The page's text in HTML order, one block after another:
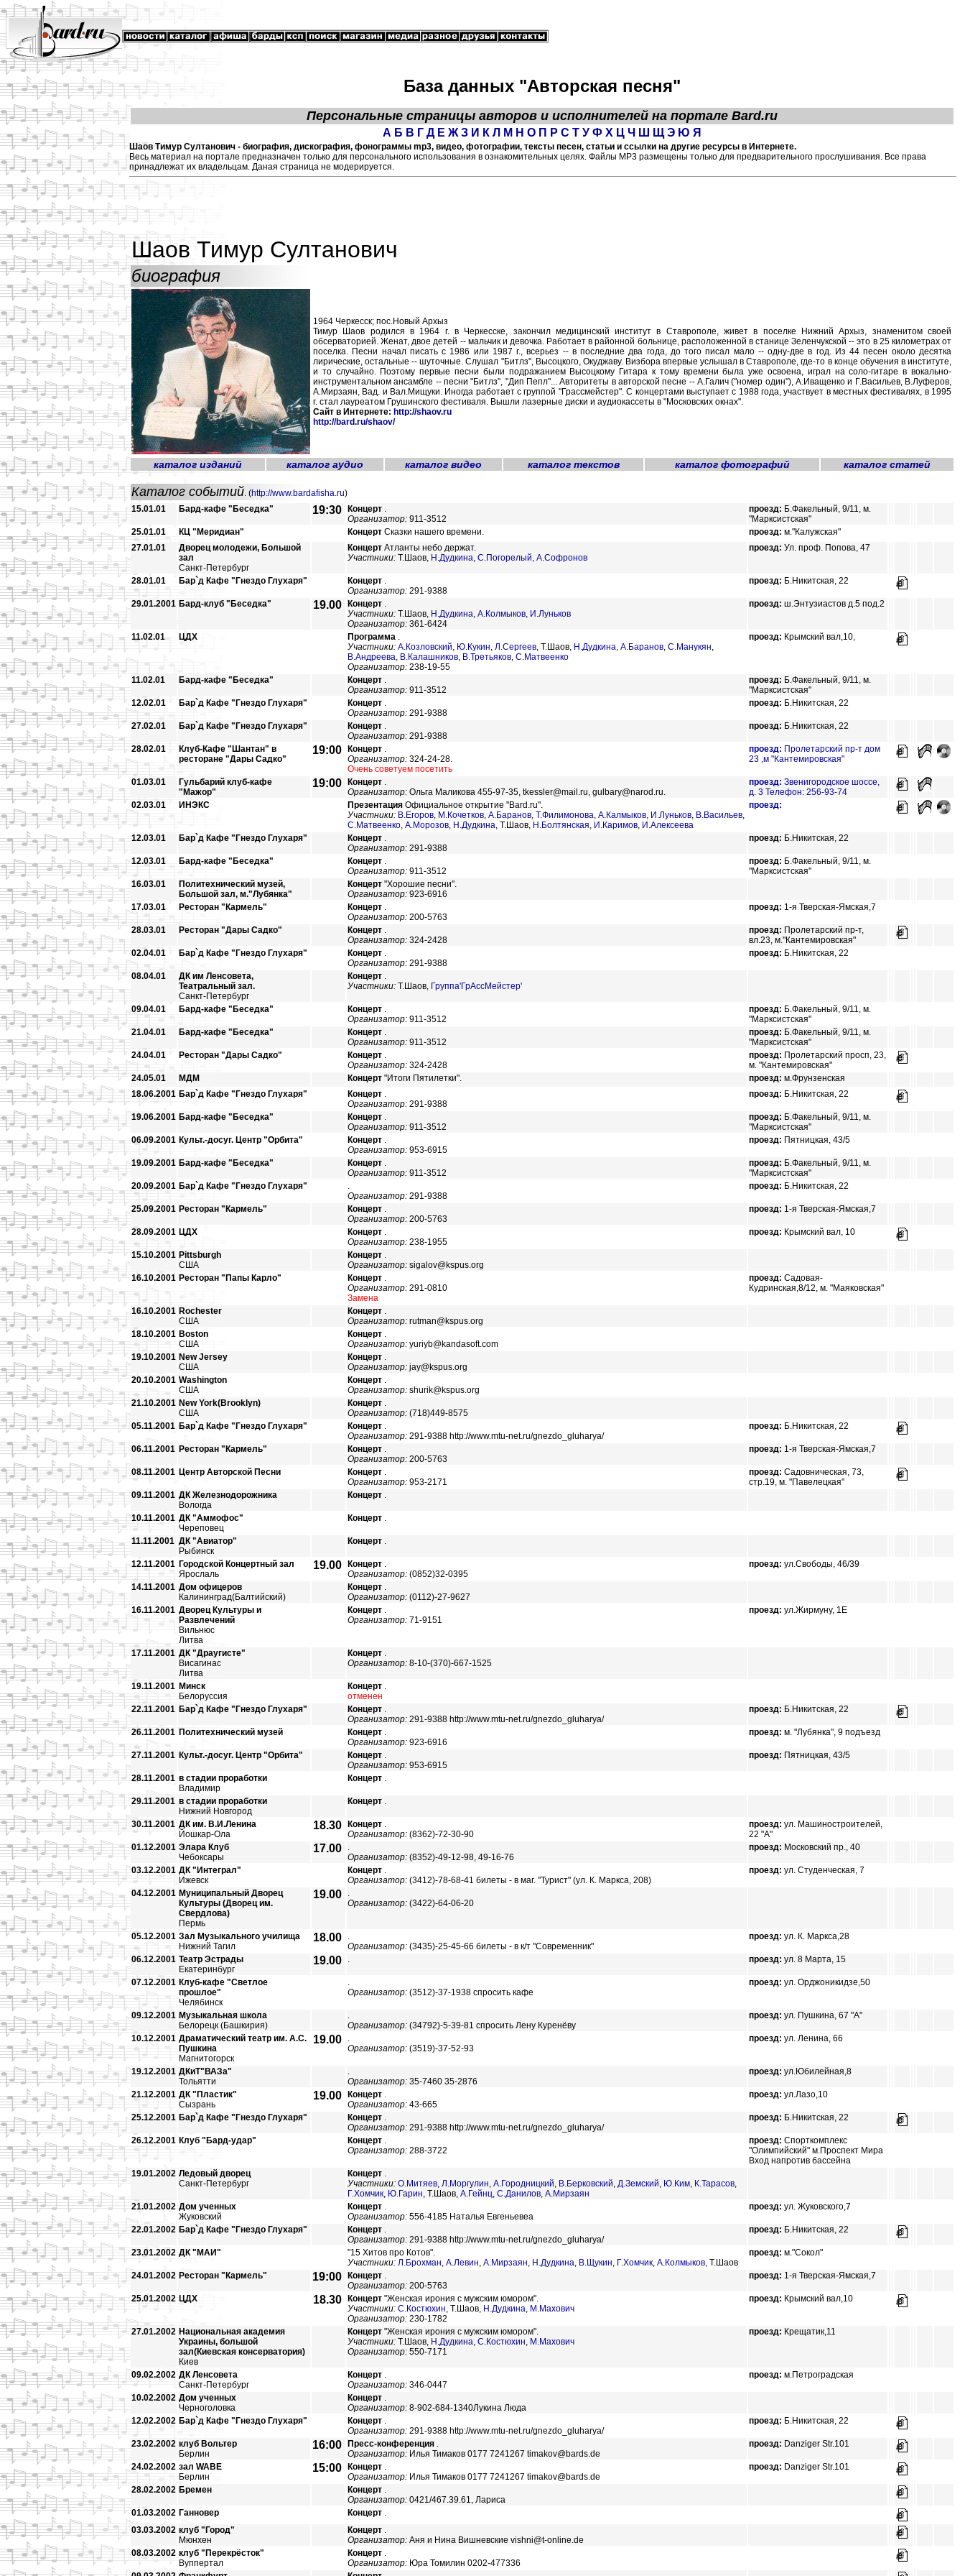
База данных "Авторская песня"
Персональные страницы авторов и исполнителей на портале Bard.ru
А Б В Г Д Е Ж З И К Л М Н О П Р С Т У Ф Х Ц Ч Ш Щ Э Ю Я
Шаов Тимур Султанович - биография, дискография, фонограммы mp3, видео, фотографии, тексты песен, статьи и ссылки на другие ресурсы в Интернете.
Весь материал на портале предназначен только для персонального использования в ознакомительных целях. Файлы МР3 размещены только для предварительного прослушивания. Все права
принадлежат их владельцам. Даная страница не модерируется.
Шаов Тимур Султанович
биография
1964 Черкесск; пос.Новый Архыз
Тимур Шаов родился в 1964 г. в Черкесске, закончил медицинский институт в Ставрополе, живет в поселке Нижний Архыз, знаменитом своей
обсерваторией. Женат, двое детей -- мальчик и девочка. Работает в районной больнице, расположенной в станице Зеленчукской -- это в 25 километрах от
поселка. Песни начал писать с 1986 или 1987 г., всерьез -- в последние два года, до того писал мало -- одну-две в год. Из 44 песен около десятка
лирические, остальные -- шуточные. Слушал "Битлз", Высоцкого, Окуджаву. Визбора впервые услышал в Ставрополе, где-то в конце обучения в институте,
и то случайно. Поэтому первые песни были подражанием Высоцкому Гитара к тому времени была уже освоена, играл на соло-гитаре в вокально-
инструментальном ансамбле -- песни "Битлз", "Дип Пепл"... Авторитеты в авторской песне -- А.Галич ("номер один"), А.Иващенко и Г.Васильев, В.Луферов,
А.Мирзаян, Вад. и Вал.Мищуки. Иногда работает с группой "Грассмейстер". С концертами выступает с 1988 года, участвует в местных фестивалях, в 1995
г. стал лауреатом Грушинского фестиваля. Вышли лазерные диски и аудиокассеты в "Московских окнах".
Сайт в Интернете: http://shaov.ru
http://bard.ru/shaov/
каталог изданий каталог аудио каталог видео каталог текстов каталог фотографий каталог статей
Каталог событий. (http://www.bardafisha.ru)
15.01.01
Бард-кафе "Беседка" 19:30 Концерт .
Организатор: 911-3512
проезд: Б.Факельный, 9/11, м.
"Марксистская"
25.01.01
КЦ "Меридиан" Концерт Сказки нашего времени. проезд: м."Калужская"
27.01.01
Двоpец молодежи, Большой
зал
Санкт-Петербург
Концерт Атланты небо деpжат.
Участники: Т.Шаов, Н.Дудкина, С.Погорелый, А.Софронов
проезд: Ул. пpоф. Попова, 47
28.01.01 Бар`д Кафе "Гнездо Глухаря" Концерт .
Организатор: 291-9388
проезд: Б.Никитская, 22
29.01.2001 Бард-клуб "Беседка" 19.00 Концерт .
Участники: Т.Шаов, Н.Дудкина, А.Колмыков, И.Луньков
Организатор: 361-6424
проезд: ш.Энтузиастов д.5 под.2
11.02.01 ЦДХ Программа .
Участники: А.Козловский, Ю.Кукин, Л.Сергеев, Т.Шаов, Н.Дудкина, А.Баранов, С.Манукян,
В.Андреева, В.Калашников, В.Третьяков, С.Матвеенко
Организатор: 238-19-55
проезд: Крымский вал,10,
11.02.01 Бард-кафе "Беседка" Концерт .
Организатор: 911-3512
проезд: Б.Факельный, 9/11, м.
"Марксистская"
12.02.01
Бар`д Кафе "Гнездо Глухаря" Концерт .
Организатор: 291-9388
проезд: Б.Никитская, 22
27.02.01 Бар`д Кафе "Гнездо Глухаря" Концерт .
Организатор: 291-9388
проезд: Б.Никитская, 22
28.02.01
Клуб-Кафе "Шантан" в
ресторане "Дары Садко"
19:00 Концерт .
Организатор: 324-24-28.
Очень советуем посетить
проезд: Пролетарский пр-т дом
23 ,м "Кантемировская"
01.03.01
Гульбарий клуб-кафе
"Мажор"
19:00 Концерт .
Организатор: Ольга Маликова 455-97-35, tkessler@mail.ru, gulbary@narod.ru.
проезд: Звенигородское шоссе,
д. 3 Телефон: 256-93-74
02.03.01
ИНЭКС Презентация Официальное открытие "Bard.ru".
Участники: В.Егоров, М.Кочетков, А.Баранов, Т.Филимонова, А.Калмыков, И.Луньков, В.Васильев,
С.Матвеенко, А.Морозов, Н.Дудкина, Т.Шаов, Н.Болтянская, И.Каримов, И.Алексеева
проезд:
12.03.01 Бар`д Кафе "Гнездо Глухаря" Концерт .
Организатор: 291-9388
проезд: Б.Никитская, 22
12.03.01 Бард-кафе "Беседка" Концерт .
Организатор: 911-3512
проезд: Б.Факельный, 9/11, м.
"Марксистская"
16.03.01
Политехнический музей,
Большой зал, м."Лубянка"
Концерт "Хорошие песни".
Организатор: 923-6916
17.03.01
Ресторан "Кармель" Концерт .
Организатор: 200-5763
проезд: 1-я Тверская-Ямская,7
28.03.01 Ресторан "Дары Садко" Концерт .
Организатор: 324-2428
проезд: Пролетарский пр-т,
вл.23, м."Кантемировская"
02.04.01
Бар`д Кафе "Гнездо Глухаря" Концерт .
Организатор: 291-9388
проезд: Б.Никитская, 22
08.04.01
ДК им Ленсовета,
Театральный зал.
Санкт-Петербург
Концерт .
Участники: Т.Шаов, Группа'ГрАссМейстер'
09.04.01 Бард-кафе "Беседка" Концерт .
Организатор: 911-3512
проезд: Б.Факельный, 9/11, м.
"Марксистская"
21.04.01
Бард-кафе "Беседка" Концерт .
Организатор: 911-3512
проезд: Б.Факельный, 9/11, м.
"Марксистская"
24.04.01
Ресторан "Дары Садко" Концерт .
Организатор: 324-2428
проезд: Пролетарский просп, 23,
м. "Кантемировская"
24.05.01
МДМ Концерт "Итоги Пятилетки". проезд: м.Фрунзенская
18.06.2001 Бар`д Кафе "Гнездо Глухаря" Концерт .
Организатор: 291-9388
проезд: Б.Никитская, 22
19.06.2001 Бард-кафе "Беседка" Концерт .
Организатор: 911-3512
проезд: Б.Факельный, 9/11, м.
"Марксистская"
06.09.2001 Культ.-досуг. Центр "Орбита" Концерт .
Организатор: 953-6915
проезд: Пятницкая, 43/5
19.09.2001 Бард-кафе "Беседка" Концерт .
Организатор: 911-3512
проезд: Б.Факельный, 9/11, м.
"Марксистская"
20.09.2001 Бар`д Кафе "Гнездо Глухаря"
.
Организатор: 291-9388
проезд: Б.Никитская, 22
25.09.2001 Ресторан "Кармель" Концерт .
Организатор: 200-5763
проезд: 1-я Тверская-Ямская,7
28.09.2001 ЦДХ Концерт .
Организатор: 238-1955
проезд: Крымский вал, 10
15.10.2001 Pittsburgh
США
Концерт .
Организатор: sigalov@kspus.org
16.10.2001 Ресторан "Папы Карло" Концерт .
Организатор: 291-0810
Замена
проезд: Садовая-
Кудринская,8/12, м. "Маяковская"
16.10.2001 Rochester
США
Концерт .
Организатор: rutman@kspus.org
18.10.2001 Boston
США
Концерт .
Организатор: yuriyb@kandasoft.com
19.10.2001 New Jersey
США
Концерт .
Организатор: jay@kspus.org
20.10.2001 Washington
США
Концерт .
Организатор: shurik@kspus.org
21.10.2001 New York(Brooklyn)
США
Концерт .
Организатор: (718)449-8575
05.11.2001 Бар`д Кафе "Гнездо Глухаря" Концерт .
Организатор: 291-9388 http://www.mtu-net.ru/gnezdo_gluharya/
проезд: Б.Никитская, 22
06.11.2001 Ресторан "Кармель" Концерт .
Организатор: 200-5763
проезд: 1-я Тверская-Ямская,7
08.11.2001 Центр Авторской Песни Концерт .
Организатор: 953-2171
проезд: Садовническая, 73,
стр.19, м. "Павелецкая"
09.11.2001 ДК Железнодорожника
Вологда
Концерт .
10.11.2001 ДК "Аммофос"
Череповец
Концерт .
11.11.2001 ДК "Авиатор"
Рыбинск
Концерт .
12.11.2001 Городской Концертный зал
Ярослаль
19.00 Концерт .
Организатор: (0852)32-0395
проезд: ул.Свободы, 46/39
14.11.2001 Дом офицеров
Калининград(Балтийский)
Концерт .
Организатор: (0112)-27-9627
16.11.2001 Дворец Культуры и
Развлечений
Вильнюс
Литва
Концерт .
Организатор: 71-9151
проезд: ул.Жирмуну, 1Е
17.11.2001 ДК "Драугисте"
Висагинас
Литва
Концерт .
Организатор: 8-10-(370)-667-1525
19.11.2001 Минск
Белоруссия
Концерт .
отменен
22.11.2001 Бар`д Кафе "Гнездо Глухаря" Концерт .
Организатор: 291-9388 http://www.mtu-net.ru/gnezdo_gluharya/
проезд: Б.Никитская, 22
26.11.2001 Политехнический музей Концерт .
Организатор: 923-6916
проезд: м. "Лубянка", 9 подъезд
27.11.2001 Культ.-досуг. Центр "Орбита" Концерт .
Организатор: 953-6915
проезд: Пятницкая, 43/5
28.11.2001 в стадии проработки
Владимир
Концерт .
29.11.2001 в стадии проработки
Нижний Новгород
Концерт .
30.11.2001 ДК им. В.И.Ленина
Йошкар-Ола
18.30 Концерт .
Организатор: (8362)-72-30-90
проезд: ул. Машиностроителей,
22 "А"
01.12.2001 Элара Клуб
Чебоксары
17.00
.
Организатор: (8352)-49-12-98, 49-16-76
проезд: Московский пр., 40
03.12.2001 ДК "Интеграл"
Ижевск
Концерт .
Организатор: (3412)-78-68-41 билеты - в маг. "Турист" (ул. К. Маркса, 208)
проезд: ул. Студенческая, 7
04.12.2001 Муниципальный Дворец
Культуры (Дворец им.
Свердлова)
Пермь
19.00
.
Организатор: (3422)-64-06-20
05.12.2001 Зал Музыкального училища
Нижний Тагил
18.00
.
Организатор: (3435)-25-45-66 билеты - в к/т "Современник"
проезд: ул. К. Маркса,28
06.12.2001 Театр Эстрады
Екатеринбург
19.00 . проезд: ул. 8 Марта, 15
07.12.2001 Клуб-кафе "Светлое
прошлое"
Челябинск
.
Организатор: (3512)-37-1938 спросить кафе
проезд: ул. Орджоникидзе,50
09.12.2001 Музыкальная школа
Белорецк (Башкирия)
.
Организатор: (34792)-5-39-81 спросить Лену Куренёву
проезд: ул. Пушкина, 67 "А"
10.12.2001 Драматический театр им. А.С.
Пушкина
Магнитогорск
19.00
.
Организатор: (3519)-37-52-93
проезд: ул. Ленина, 66
19.12.2001 ДКиТ"ВАЗа"
Тольятти
.
Организатор: 35-7460 35-2876
проезд: ул.Юбилейная,8
21.12.2001 ДК "Пластик"
Сызрань
19.00 Концерт .
Организатор: 43-665
проезд: ул.Лазо,10
25.12.2001 Бар`д Кафе "Гнездо Глухаря" Концерт .
Организатор: 291-9388 http://www.mtu-net.ru/gnezdo_gluharya/
проезд: Б.Никитская, 22
26.12.2001 Клуб "Бард-удар" Концерт .
Организатор: 288-3722
проезд: Спорткомплекс
"Олимпийский" м.Проспект Мира
Вход напротив бассейна
19.01.2002 Ледовый дворец
Санкт-Петербург
Концерт .
Участники: О.Митяев, Л.Моргулин, А.Городницкий, В.Берковский, Д.Земский, Ю.Ким, К.Тарасов,
Г.Хомчик, Ю.Гарин, Т.Шаов, А.Гейнц, С.Данилов, А.Мирзаян
21.01.2002 Дом ученных
Жуковский
Концерт .
Организатор: 556-4185 Наталья Евгеньевеа
проезд: ул. Жуковского,7
22.01.2002 Бар`д Кафе "Гнездо Глухаря" Концерт .
Организатор: 291-9388 http://www.mtu-net.ru/gnezdo_gluharya/
проезд: Б.Никитская, 22
23.01.2002 ДК "МАИ"
"15 Хитов про Котов".
Участники: Л.Брохман, А.Левин, А.Мирзаян, Н.Дудкина, В.Щукин, Г.Хомчик, А.Колмыков, Т.Шаов
проезд: м."Сокол"
24.01.2002 Ресторан "Кармель" 19:00 Концерт .
Организатор: 200-5763
проезд: 1-я Тверская-Ямская,7
25.01.2002 ЦДХ 18.30 Концерт "Женская ирония с мужским юмором".
Участники: С.Костюхин, Т.Шаов, Н.Дудкина, М.Махович
Организатор: 230-1782
проезд: Крымский вал,10
27.01.2002 Национальная академия
Украины, большой
зал(Киевская консерватория)
Киев
Концерт "Женская ирония с мужским юмором".
Участники: Т.Шаов, Н.Дудкина, С.Костюхин, М.Махович
Организатор: 550-7171
проезд: Крещатик,11
09.02.2002 ДК Ленсовета
Санкт-Петербург
Концерт .
Организатор: 346-0447
проезд: м.Петроградская
10.02.2002 Дом ученных
Черноголовка
Концерт .
Организатор: 8-902-684-1340Лукина Люда
12.02.2002 Бар`д Кафе "Гнездо Глухаря" Концерт .
Организатор: 291-9388 http://www.mtu-net.ru/gnezdo_gluharya/
проезд: Б.Никитская, 22
23.02.2002 клуб Вольтер
Берлин
16:00 Пресс-конференция .
Организатор: Илья Тимаков 0177 7241267 timakov@bards.de
проезд: Danziger Str.101
24.02.2002 зал WABE
Берлин
15:00 Концерт .
Организатор: Илья Тимаков 0177 7241267 timakov@bards.de
проезд: Danziger Str.101
28.02.2002 Бремен Концерт .
Организатор: 0421/467.39.61, Лариса
01.03.2002 Ганновер Концерт .
03.03.2002 клуб "Город"
Мюнхен
Концерт .
Организатор: Аня и Нина Вишневские vishni@t-online.de
08.03.2002 клуб "Перекрёсток"
Вуппертал
Концерт .
Организатор: Юра Томилин 0202-477336